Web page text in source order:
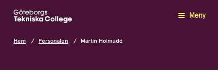
Meny
Hem Personalen Martin Holmudd